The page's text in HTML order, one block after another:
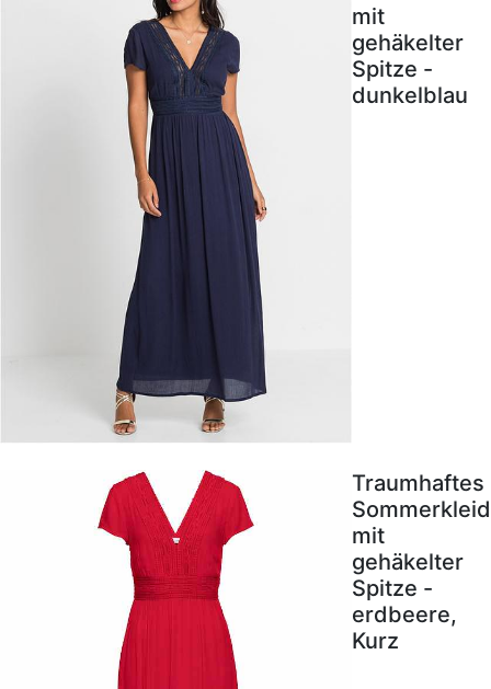
mit
gehäkelter
Spitze -
dunkelblau
Traumhaftes
Sommerkleid
mit
gehäkelter
Spitze -
erdbeere,
Kurz